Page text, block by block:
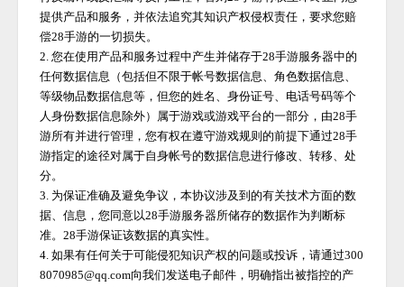
提供产品和服务，并依法追究其知识产权侵权责任，要求您赔
偿28手游的一切损失。
2. 您在使用产品和服务过程中产生并储存于28手游服务器中的
任何数据信息（包括但不限于帐号数据信息、角色数据信息、
等级物品数据信息等，但您的姓名、身份证号、电话号码等个
人身份数据信息除外）属于游戏或游戏平台的一部分，由28手
游所有并进行管理，您有权在遵守游戏规则的前提下通过28手
游指定的途径对属于自身帐号的数据信息进行修改、转移、处
分。
3. 为保证准确及避免争议，本协议涉及到的有关技术方面的数
据、信息，您同意以28手游服务器所储存的数据作为判断标
准。28手游保证该数据的真实性。
4. 如果有任何关于可能侵犯知识产权的问题或投诉，请通过300
8070985@qq.com向我们发送电子邮件，明确指出被指控的产